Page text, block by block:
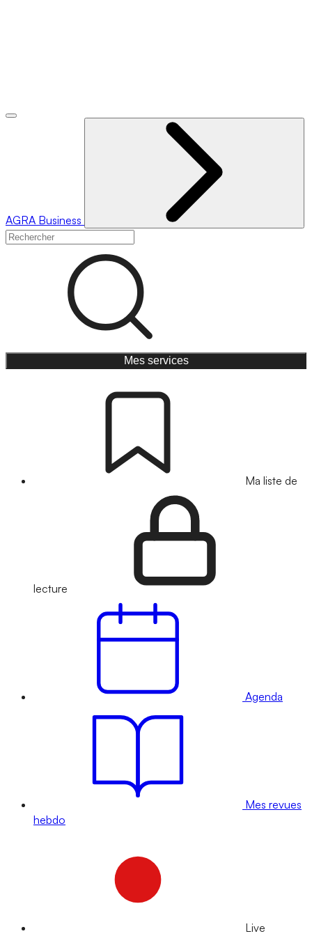
AGRA Business
Mes services
Ma liste de
lecture
Agenda
Mes revues
hebdo
Live